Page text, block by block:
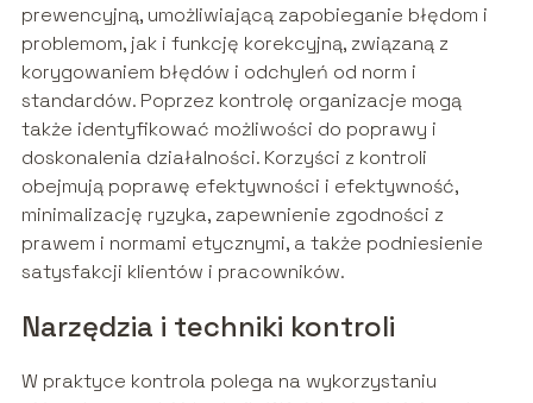
prewencyjną, umożliwiającą zapobieganie błędom i
problemom, jak i funkcję korekcyjną, związaną z
korygowaniem błędów i odchyleń od norm i
standardów. Poprzez kontrolę organizacje mogą
także identyfikować możliwości do poprawy i
doskonalenia działalności. Korzyści z kontroli
obejmują poprawę efektywności i efektywność,
minimalizację ryzyka, zapewnienie zgodności z
prawem i normami etycznymi, a także podniesienie
satysfakcji klientów i pracowników.
Narzędzia i techniki kontroli
W praktyce kontrola polega na wykorzystaniu